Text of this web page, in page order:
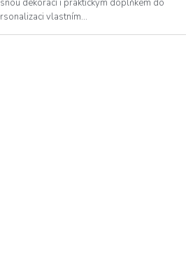
dekorací i praktickým doplňkem do
vlastním...